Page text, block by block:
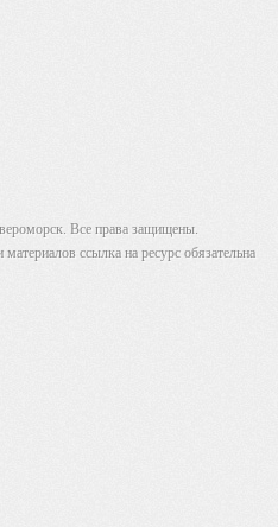
Все права защищены.
ссылка на ресурс обязательна